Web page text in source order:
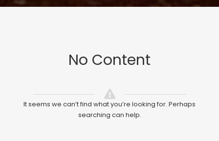
No Content
It seems we can’t find what you’re looking for. Perhaps
searching can help.